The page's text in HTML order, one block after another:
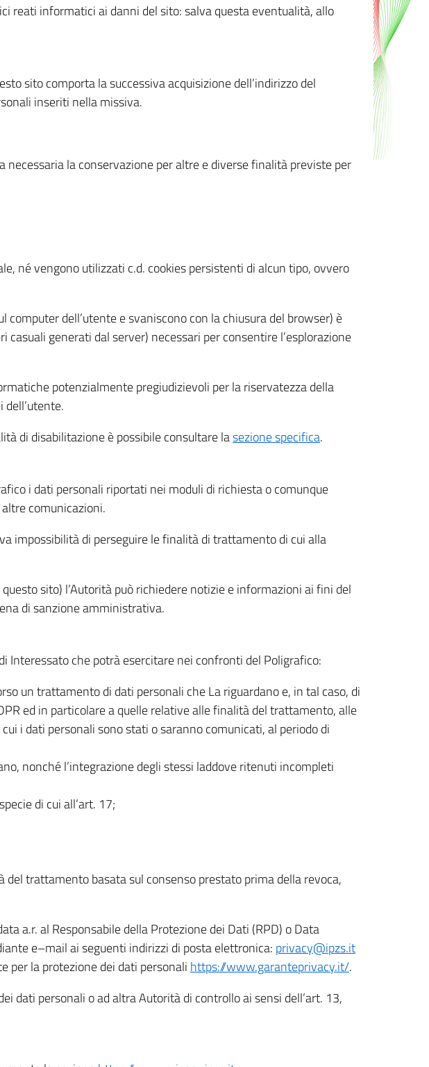
reati informatici ai danni del sito: salva questa eventualità, allo
sito comporta la successiva acquisizione dell’indirizzo del
inseriti nella missiva.
la conservazione per altre e diverse finalità previste per
né vengono utilizzati c.d. cookies persistenti di alcun tipo, ovvero
computer dell’utente e svaniscono con la chiusura del browser) è
generati dal server) necessari per consentire l’esplorazione
potenzialmente pregiudizievoli per la riservatezza della
di disabilitazione è possibile consultare lasezione specifica.
i dati personali riportati nei moduli di richiesta o comunque
comunicazioni.
impossibilità di perseguire le finalità di trattamento di cui alla
sito) l’Autorità può richiedere notizie e informazioni ai fini del
di sanzione amministrativa.
Interessato che potrà esercitare nei confronti del Poligrafico:
un trattamento di dati personali che La riguardano e, in tal caso, di
ed in particolare a quelle relative alle finalità del trattamento, alle
i dati personali sono stati o saranno comunicati, al periodo di
nonché l’integrazione degli stessi laddove ritenuti incompleti
di cui all’art. 17;
trattamento basata sul consenso prestato prima della revoca,
a.r. al Responsabile della Protezione dei Dati (RPD) o Data
e–mail ai seguenti indirizzi di posta elettronica: privacy@ipzs.it
per la protezione dei dati personali https://www.garanteprivacy.it/.
dati personali o ad altra Autorità di controllo ai sensi dell’art. 13,